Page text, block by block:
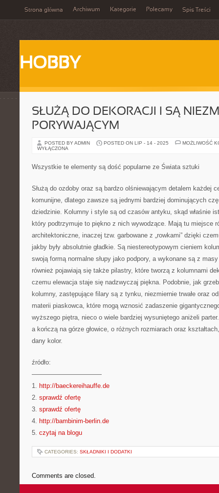
Strona główna Archiwum Kategorie Polecamy Spis Treści
HOBBY
SŁUŻĄ DO DEKORACJI I SĄ
PORYWAJĄCYM
POSTED BY ADMIN POSTED ON LIP - 14 - 2025
MOŻLIWOŚĆ
WYŁĄCZONA
Wszystkie te elementy są dość popularne ze Świata sztuki
Służą do ozdoby oraz są bardzo olśniewającym detalem każdej
komunijne, dlatego zawsze są jednymi bardziej dominujących
dziedzinie. Kolumny i style są od czasów antyku, skąd właśnie
który podtrzymuje to piękno z nich wywodzące. Mają tu miejsce
architektoniczne, inaczej tzw. garbowane z „rowkami” dzięki
jakby były absolutnie gładkie. Są niestereotypowym cieniem
swoją formą normalne słupy jako podpory, a wykonane są z
również pojawiają się także pilastry, które tworzą z kolumnami
czemu elewacja staje się nadzwyczaj piękna. Podobnie, jak
kolumny, zastępujące filary są z tynku, niezmiernie trwałe oraz
materii piaskowca, które mogą wznosić zadaszenie
wyższego piętra, nieco o wiele bardziej wysuniętego aniżeli
a kończą na górze głowice, o różnych rozmiarach oraz
dany kolor.
źródło:
———————————
1. http://baeckereihauffe.de
2. sprawdź ofertę
3. sprawdź ofertę
4. http://bambinim-berlin.de
5. czytaj na blogu
CATEGORIES: SKŁADNIKI I DODATKI
Comments are closed.